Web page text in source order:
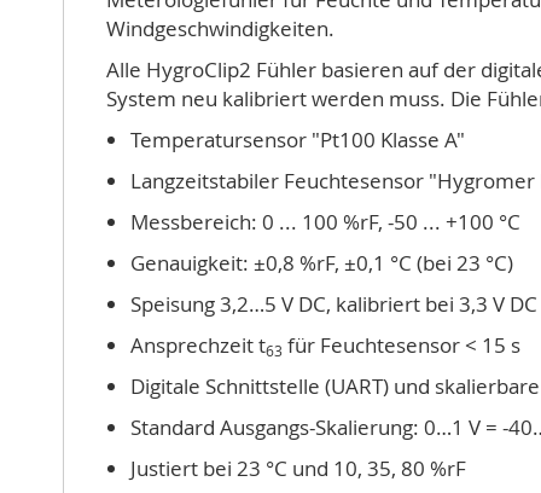
Windgeschwindigkeiten.
Alle HygroClip2 Fühler basieren auf der
System neu kalibriert werden muss. Die
Temperatursensor "Pt100 Klasse A"
Langzeitstabiler Feuchtesensor "Hygromer
Messbereich: 0 ... 100 %rF, -50 ... +100 °C
Genauigkeit: ±0,8 %rF, ±0,1 °C (bei 23 °C)
Speisung 3,2…5 V DC, kalibriert bei 3,3 V DC
Ansprechzeit t63 für Feuchtesensor < 15 s
Digitale Schnittstelle (UART) und
Standard Ausgangs-Skalierung: 0…1 V = -
Justiert bei 23 °C und 10, 35, 80 %rF